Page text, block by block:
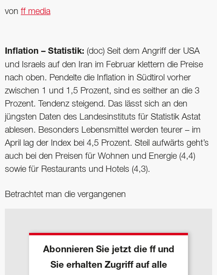
von ff media
Inflation – Statistik: (doc) Seit dem Angriff der USA
und Israels auf den Iran im Februar klettern die Preise
nach oben. Pendelte die Inflation in Südtirol vorher
zwischen 1 und 1,5 Prozent, sind es seither an die 3
Prozent. Tendenz steigend. Das lässt sich an den
jüngsten Daten des Landesinstituts für Statistik Astat
ablesen. Besonders Lebensmittel werden teurer – im
April lag der Index bei 4,5 Prozent. Steil aufwärts geht’s
auch bei den Preisen für Wohnen und Energie (4,4)
sowie für Restaurants und Hotels (4,3).
Betrachtet man die vergangenen
Abonnieren Sie jetzt die ff und
Sie erhalten Zugriff auf alle